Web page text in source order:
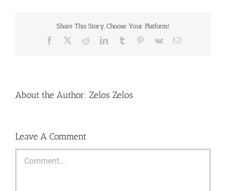
Share This Story, Choose Your Platform!
Facebook RedditLinkedInTumblr Pinterest
Vk Email
About the Author: Zelos Zelos
Leave A Comment